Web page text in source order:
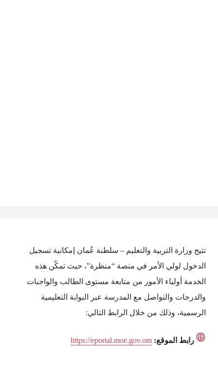
تتيح وزارة التربية والتعليم – سلطنة عُمان إمكانية تسجيل
الدخول لولي الأمر في منصة “منظرة”، حيث تمكّن هذه
الخدمة أولياء الأمور من متابعة مستوى الطالب والواجبات
والدرجات والتواصل مع المدرسة عبر البوابة التعليمية
الرسمية، وذلك من خلال الرابط التالي:
رابط الموقع: https://eportal.moe.gov.om